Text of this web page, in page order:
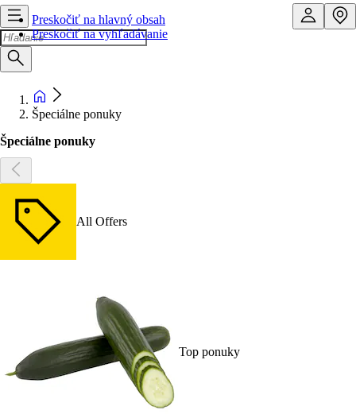
Preskočiť na hlavný obsah
Preskočiť na vyhľadávanie
Špeciálne ponuky
Špeciálne ponuky
All Offers
Top ponuky